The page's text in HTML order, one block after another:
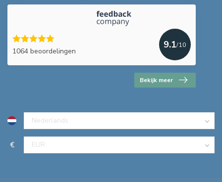
1064 beoordelingen
9.1/10
Bekijk meer
€